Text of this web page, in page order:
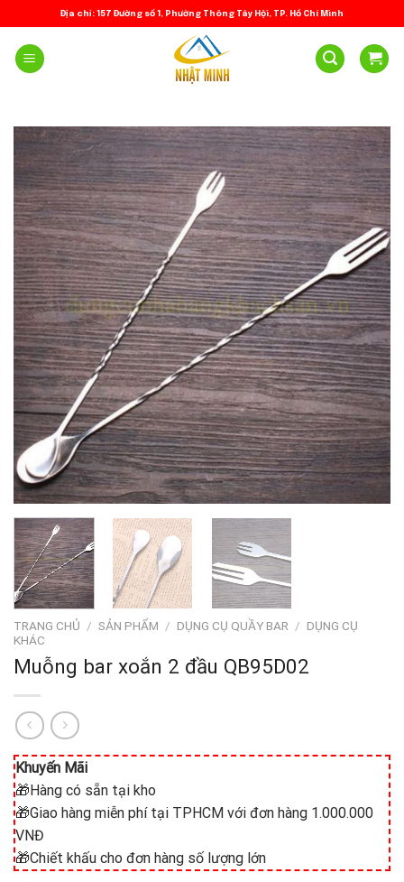
to
content
Địa chỉ: 157 Đường số 1, Phường Thông Tây Hội, TP. Hồ Chí Minh
TRANG CHỦ / SẢN PHẨM / DỤNG CỤ QUẦY BAR / DỤNG CỤ
KHÁC
Muỗng bar xoắn 2 đầu QB95D02
Khuyến Mãi
🎁Hàng có sẵn tại kho
🎁Giao hàng miễn phí tại TPHCM với đơn hàng 1.000.000
VNĐ
🎁Chiết khấu cho đơn hàng số lượng lớn